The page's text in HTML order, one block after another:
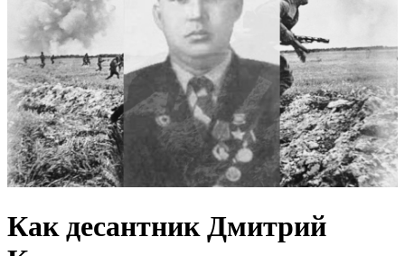
Как десантник Дмитрий